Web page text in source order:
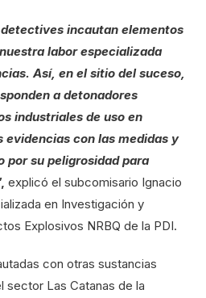
incautan elementos
labor especializada
Así, en el sitio del suceso,
a detonadores
industriales de uso en
evidencias con las medidas y
por su peligrosidad para
explicó el subcomisario Ignacio
en Investigación y
Explosivos NRBQ de la PDI.
con otras sustancias
sector Las Catanas de la